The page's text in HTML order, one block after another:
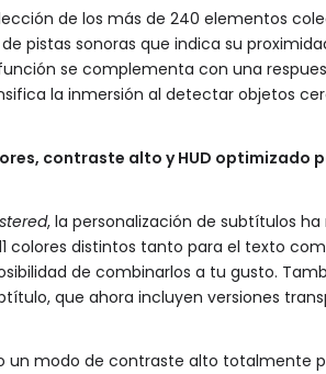
de los más de 240 elementos
pistas sonoras que indica su
se complementa con una
la inmersión al detectar objetos
contraste alto y HUD optimizado
, la personalización de subtítulos
colores distintos tanto para el texto
de combinarlos a tu gusto.
que ahora incluyen versiones
un modo de contraste alto totalmente